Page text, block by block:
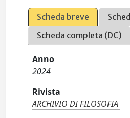
Scheda breve
Scheda completa (DC)
Anno
2024
Rivista
ARCHIVIO DI FILOSOFIA